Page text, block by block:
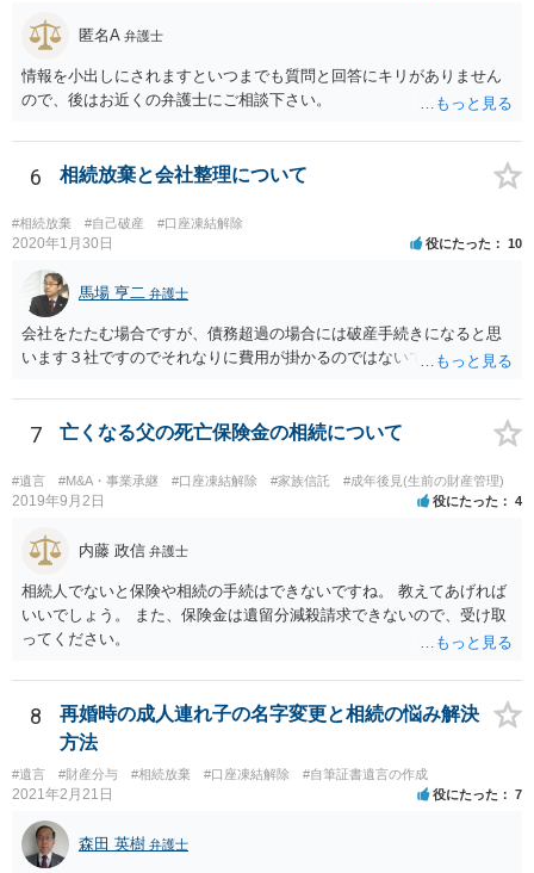
匿名A 弁護士
情報を小出しにされますといつまでも質問と回答にキリがありません
ので、後はお近くの弁護士にご相談下さい。
6 相続放棄と会社整理について
#相続放棄 #自己破産 #口座凍結解除
2020年1月30日 役にたった 10
馬場 亨二 弁護士
会社をたたむ場合ですが、債務超過の場合には破産手続きになると思
います３社ですのでそれなりに費用が掛かるのではないでしょうか。
7 亡くなる父の死亡保険金の相続について
#遺言 #M&A・事業承継 #口座凍結解除 #家族信託 #成年後見(生前の財産管理)
2019年9月2日 役にたった 4
内藤 政信 弁護士
相続人でないと保険や相続の手続はできないですね。 教えてあげれば
いいでしょう。 また、保険金は遺留分減殺請求できないので、受け取
ってください。
8
再婚時の成人連れ子の名字変更と相続の悩み解決
方法
#遺言 #財産分与 #相続放棄 #口座凍結解除 #自筆証書遺言の作成
2021年2月21日 役にたった 7
森田 英樹 弁護士